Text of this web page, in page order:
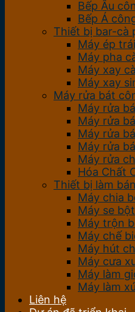
Bếp Âu
Bếp Á
Thiết bị bar-cà
Máy ép
Máy pha
Máy xay
Máy xay
Máy rửa bát
Máy rửa
Máy rửa
Máy rửa
Máy rửa
Máy rửa
Hóa Chất
Thiết bị làm
Máy chia
Máy se bột
Máy trộn
Máy chế
Máy hút
Máy cưa
Máy làm
Máy làm
Liên hệ